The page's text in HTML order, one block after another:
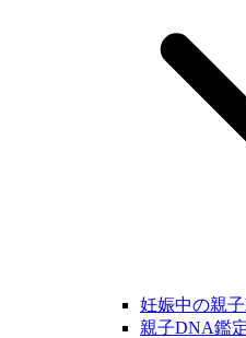
妊娠中の親
親子DNA鑑